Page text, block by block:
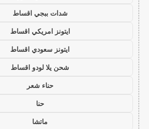
شدات ببجي اقساط
ايتونز امريكي اقساط
ايتونز سعودي اقساط
شحن يلا لودو اقساط
حناء شعر
حنا
ماتشا